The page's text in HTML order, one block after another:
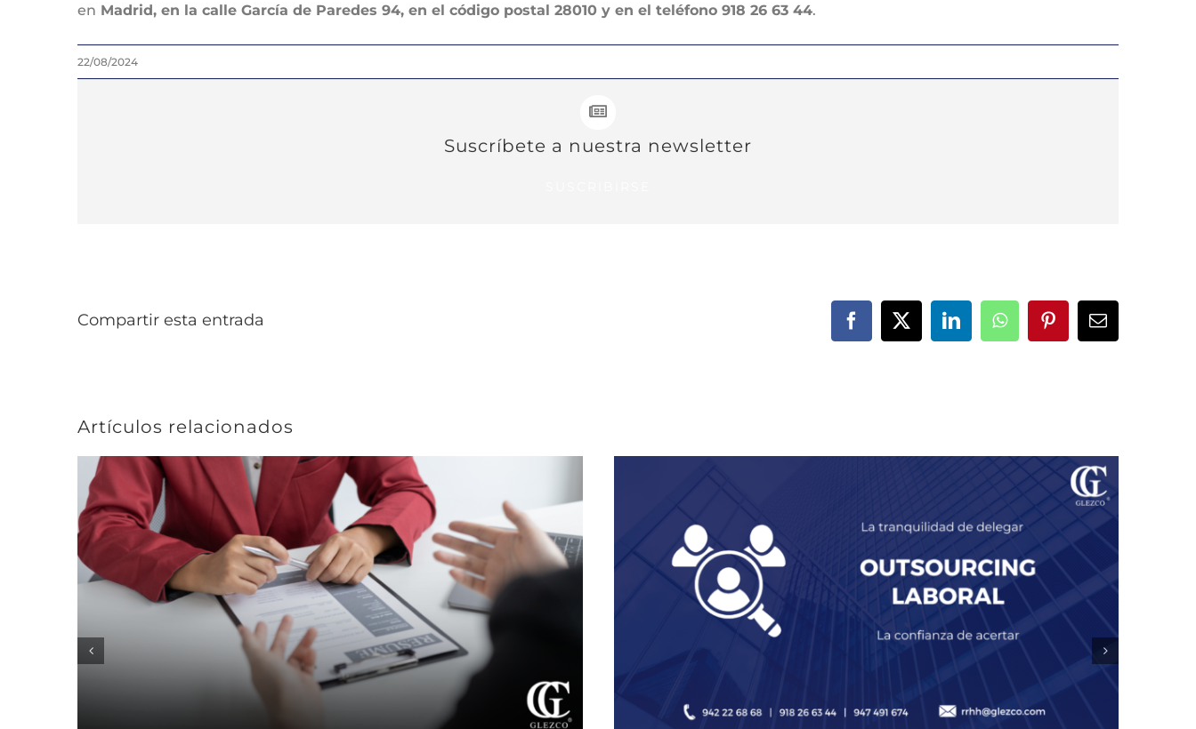
en Madrid, en la calle García de Paredes 94, en el código postal 28010 y en el teléfono 918 26 63 44.
22/08/2024
Suscríbete a nuestra newsletter
Compartir esta entrada Facebook
X LinkedInWhatsAppPinterestCorreo
electrónico
Artículos relacionados